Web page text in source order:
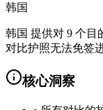
韩国
韩国 提供对 9 个目
对比护照无法免签
核心洞察